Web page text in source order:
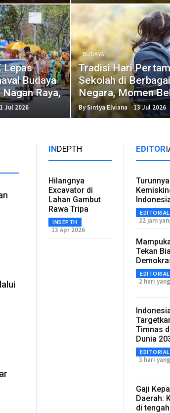
Lepas
Budaya
Raya,
Jul 2026
BUDAYA
Tradisi Hari
Sekolah di Berbagai
Negara, Momen
yang Sarat Makna
By Sintya Elviana 13 Jul 2026
INDEPTH
Hilangnya
Excavator di
Lahan Gambut
Rawa Tripa
INDEPTH
13 Apr 2026
EDITOR
EDITORIAL
22 jam
Tekan
EDITORIAL
2 hari
Timnas
Dunia
EDITORIAL
3 hari
Gaji
Daerah:
di